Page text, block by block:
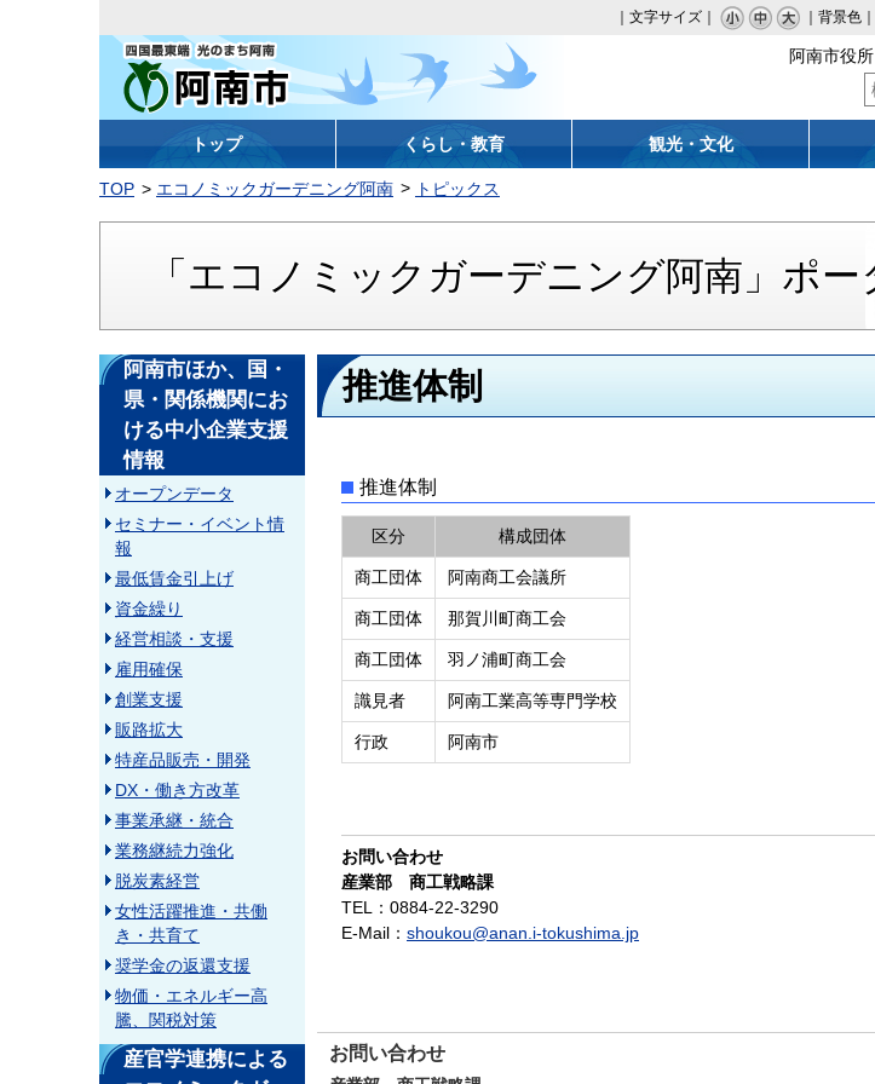
｜文字サイズ｜ ｜背景色｜
阿南市
阿南市役
トップ くらし・教育 観光・文化
TOP エコノミックガーデニング阿南 トピックス
「エコノミックガーデニング阿南」ポー
推進体制
推進体制
区分 構成団体
商工団体 阿南商工会議所
商工団体 那賀川町商工会
商工団体 羽ノ浦町商工会
識見者 阿南工業高等専門学校
行政 阿南市
お問い合わせ
産業部 商工戦略課
TEL
：0884-22-3290
E-Mail ： shoukou@anan.i-tokushima.jp
お問い合わせ
阿南市ほか、国・
県・関係機関にお
ける中小企業支援
情報
オープンデータ
セミナー・イベント情
報
最低賃金引上げ
資金繰り
経営相談・支援
雇用確保
創業支援
販路拡大
特産品販売・開発
DX・働き方改革
事業承継・統合
業務継続力強化
脱炭素経営
女性活躍推進・共働
き・共育て
奨学金の返還支援
物価・エネルギー高
騰、関税対策
産官学連携による